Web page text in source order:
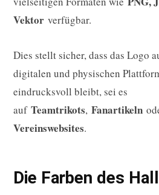
Vektor verfügbar.
Dies stellt sicher, dass das Logo
digitalen und physischen
eindrucksvoll bleibt, sei es
auf Teamtrikots, Fanartikeln
Vereinswebsites.
Die Farben des